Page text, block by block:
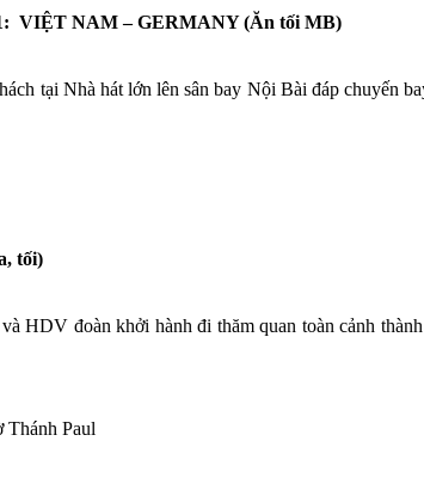
VIỆT NAM – GERMANY (Ăn tối MB)
tại Nhà hát lớn lên sân bay Nội Bài đáp chuyến
tối)
HDV đoàn khởi hành đi thăm quan toàn cảnh
Paul